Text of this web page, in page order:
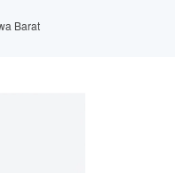
Barat